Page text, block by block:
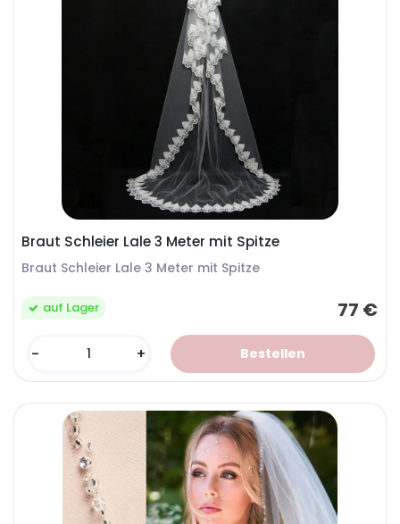
Braut Schleier Lale 3 Meter mit Spitze
Braut Schleier Lale 3 Meter mit Spitze
77 €
auf Lager
- +